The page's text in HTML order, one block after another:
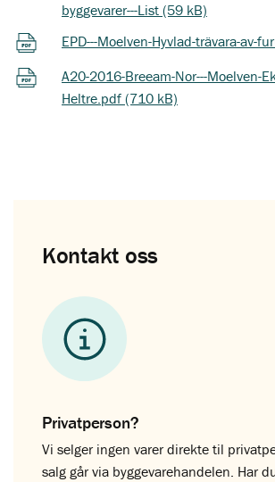
byggevarer---List (59 kB)
EPD---Moelven-Hyvlad-trävara-av-
A20-2016-Breeam-Nor---Moelven-
Heltre.pdf (710 kB)
Kontakt oss
Privatperson?
Vi selger ingen varer direkte til
salg går via byggevarehandelen. Har